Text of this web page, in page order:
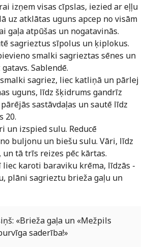
izņem visas cīpslas, iezied ar eļļu
uz atklātas uguns apcep no visām
gaļa atpūšas un nogatavinās.
sagrieztus sīpolus un ķiplokus.
smalki sagrieztas sēnes un
Sablendē.
sagriez, liec katliņā un pārlej
uguns, līdz šķidrums gandrīz
sastāvdaļas un sautē līdz
20.
un izspied sulu. Reducē
buljonu un biešu sulu. Vāri, līdz
tā trīs reizes pēc kārtas.
liec karoti baraviku krēma, līdzās -
plāni sagrieztu brieža gaļu un
«Brieža gaļa un «Mežpils
saderība!»